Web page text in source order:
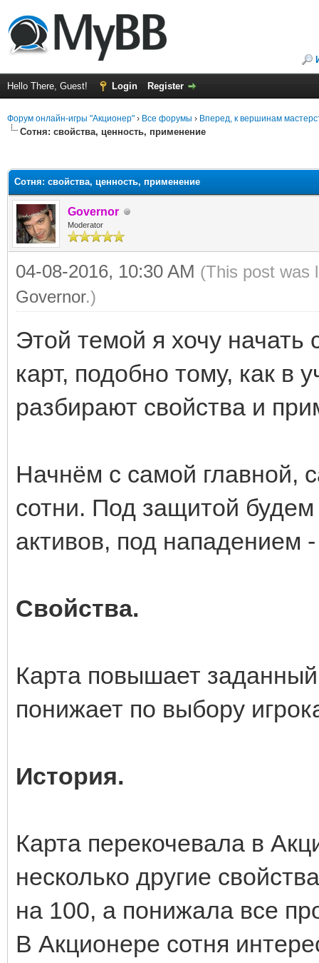
Hello There, Guest! Login Register
Форум онлайн-игры "Акционер" › Все форумы › Вперед, к вершинам
Сотня: свойства, ценность, применение
Сотня: свойства, ценность, применение
Governor
Moderator
04-08-2016, 10:30 AM (This post was
Governor.)
Этой темой я хочу
карт, подобно тому, как в
разбирают свойства и
Начнём с самой главной,
сотни. Под защитой
активов, под нападением
Свойства.
Карта повышает
понижает по выбору
История.
Карта перекочевала в
несколько другие
на 100, а понижала все
В Акционере сотня